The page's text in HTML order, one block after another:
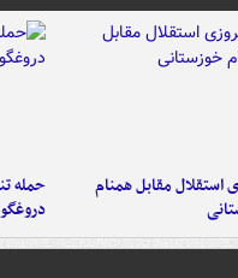
استقلال مقابل همنام
حمله